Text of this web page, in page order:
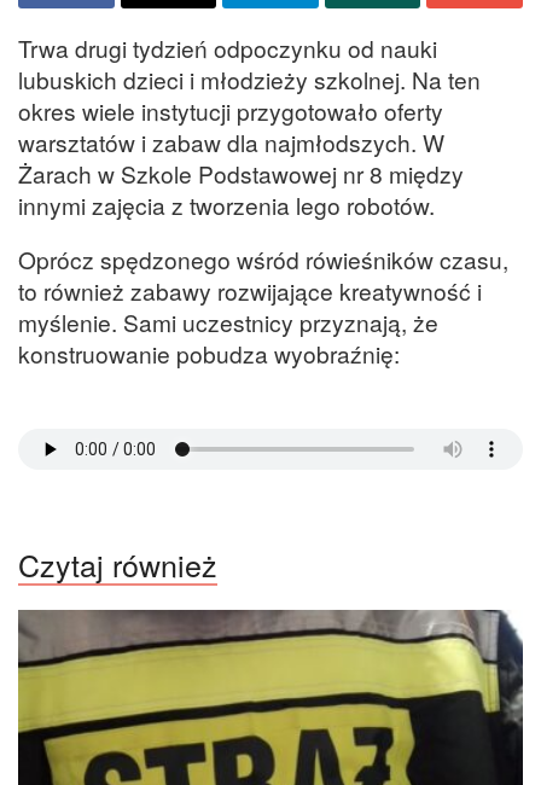
Trwa drugi tydzień odpoczynku od nauki
lubuskich dzieci i młodzieży szkolnej. Na ten
okres wiele instytucji przygotowało oferty
warsztatów i zabaw dla najmłodszych. W
Żarach w Szkole Podstawowej nr 8 między
innymi zajęcia z tworzenia lego robotów.
Oprócz spędzonego wśród rówieśników czasu,
to również zabawy rozwijające kreatywność i
myślenie. Sami uczestnicy przyznają, że
konstruowanie pobudza wyobraźnię:
Czytaj również